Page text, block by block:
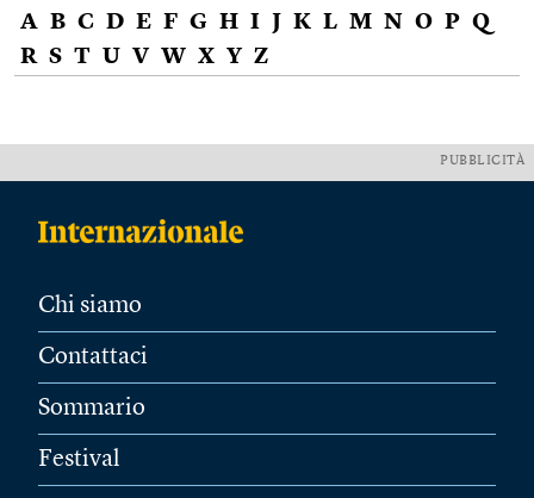
A B C D E F G H I J K L M N O P Q
R S T U V W X Y Z
PUBBLICITÀ
Chi siamo
Contattaci
Sommario
Festival